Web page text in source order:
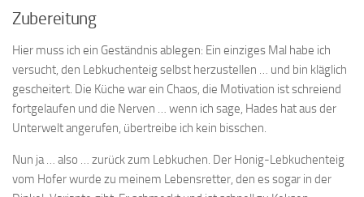
Zubereitung
Hier muss ich ein Geständnis ablegen: Ein einziges Mal habe ich
versucht, den Lebkuchenteig selbst herzustellen … und bin kläglich
gescheitert. Die Küche war ein Chaos, die Motivation ist schreiend
fortgelaufen und die Nerven … wenn ich sage, Hades hat aus der
Unterwelt angerufen, übertreibe ich kein bisschen.
Nun ja … also … zurück zum Lebkuchen. Der Honig-Lebkuchenteig
vom Hofer wurde zu meinem Lebensretter, den es sogar in der